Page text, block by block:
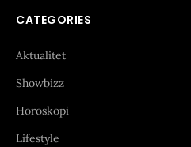
CATEGORIES
Aktualitet
Showbizz
Horoskopi
Lifestyle